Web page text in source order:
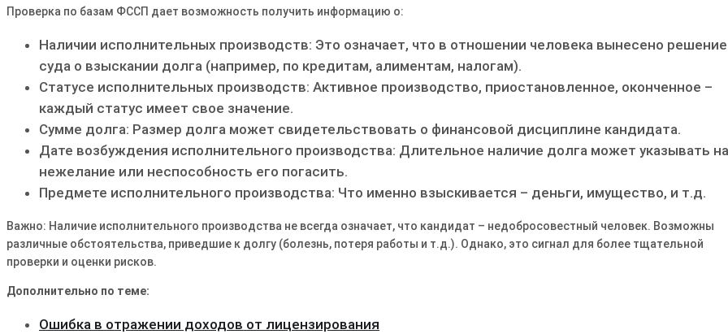
Проверка по базам ФССП дает возможность получить информацию о:
Наличии исполнительных производств: Это означает, что в отношении человека вынесено решение
суда о взыскании долга (например, по кредитам, алиментам, налогам).
Статусе исполнительных производств: Активное производство, приостановленное, оконченное –
каждый статус имеет свое значение.
Сумме долга: Размер долга может свидетельствовать о финансовой дисциплине кандидата.
Дате возбуждения исполнительного производства: Длительное наличие долга может указывать на
нежелание или неспособность его погасить.
Предмете исполнительного производства: Что именно взыскивается – деньги, имущество, и т.д.
Важно: Наличие исполнительного производства не всегда означает, что кандидат – недобросовестный человек. Возможны
различные обстоятельства, приведшие к долгу (болезнь, потеря работы и т.д.). Однако, это сигнал для более тщательной
проверки и оценки рисков.
Дополнительно по теме:
Ошибка в отражении доходов от лицензирования